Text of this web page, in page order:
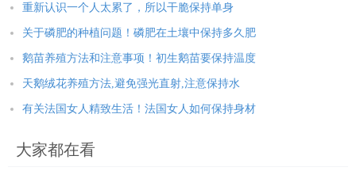
重新认识一个人太累了，所以干脆保持单身
关于磷肥的种植问题！磷肥在土壤中保持多久肥
鹅苗养殖方法和注意事项！初生鹅苗要保持温度
天鹅绒花养殖方法,避免强光直射,注意保持水
有关法国女人精致生活！法国女人如何保持身材
大家都在看